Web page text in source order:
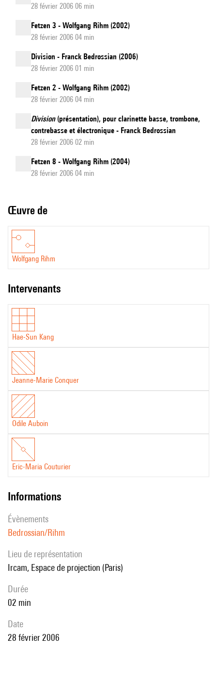
28 février 2006 06 min
Fetzen 3 - Wolfgang Rihm (2002)
28 février 2006 04 min
Division - Franck Bedrossian (2006)
28 février 2006 01 min
Fetzen 2 - Wolfgang Rihm (2002)
28 février 2006 04 min
Division(présentation), pour clarinette basse, trombone,
contrebasse et électronique - Franck Bedrossian
28 février 2006 02 min
Fetzen 8 - Wolfgang Rihm (2004)
28 février 2006 04 min
Œuvre de
Wolfgang Rihm
intervenants
Hae-Sun Kang
Jeanne-Marie Conquer
Odile Auboin
Eric-Maria Couturier
informations
évènements
Bedrossian/Rihm
Lieu de représentation
Ircam, Espace de projection (Paris)
durée
02 min
date
28 février 2006